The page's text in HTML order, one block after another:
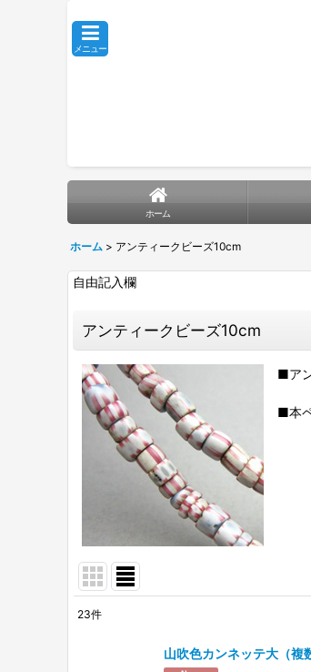
メニュー
ホーム
ホーム > アンティークビーズ10cm
自由記入欄
アンティークビーズ10cm
■ア
■本
23件
山吹色カンネッテ大（複